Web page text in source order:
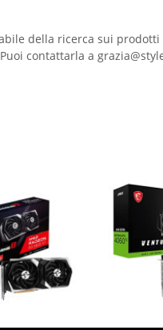
della ricerca sui
contattarla a